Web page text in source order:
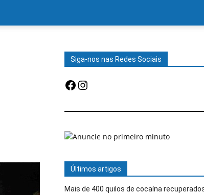
Siga-nos nas Redes Sociais
Facebook
Instagram
Últimos artigos
Mais de 400 quilos de cocaína